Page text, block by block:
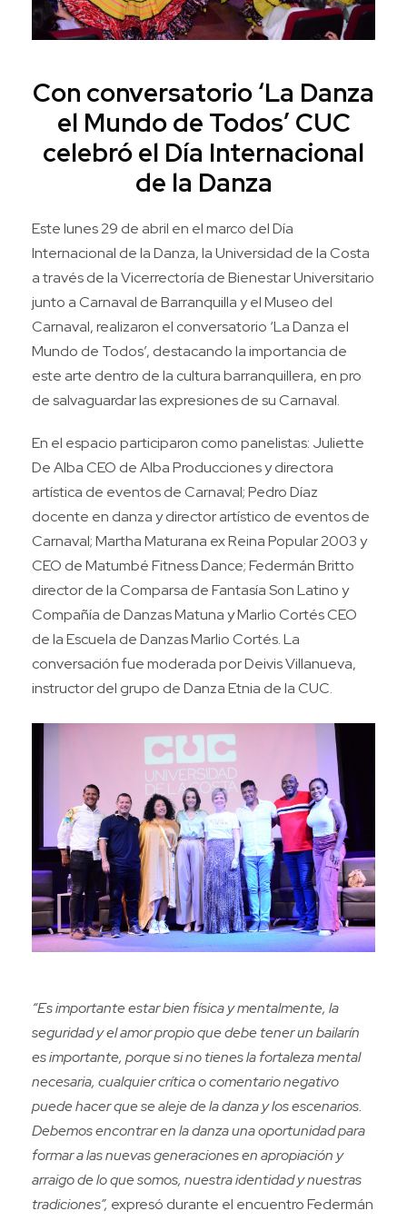
Con conversatorio ‘La Danza
el Mundo de Todos’ CUC
celebró el Día Internacional
de la Danza
Este lunes 29 de abril en el marco del Día
Internacional de la Danza, la Universidad de la Costa
a través de la Vicerrectoría de Bienestar Universitario
junto a Carnaval de Barranquilla y el Museo del
Carnaval, realizaron el conversatorio ‘La Danza el
Mundo de Todos’, destacando la importancia de
este arte dentro de la cultura barranquillera, en pro
de salvaguardar las expresiones de su Carnaval.
En el espacio participaron como panelistas: Juliette
De Alba CEO de Alba Producciones y directora
artística de eventos de Carnaval; Pedro Díaz
docente en danza y director artístico de eventos de
Carnaval; Martha Maturana ex Reina Popular 2003 y
CEO de Matumbé Fitness Dance; Federmán Britto
director de la Comparsa de Fantasía Son Latino y
Compañía de Danzas Matuna y Marlio Cortés CEO
de la Escuela de Danzas Marlio Cortés. La
conversación fue moderada por Deivis Villanueva,
instructor del grupo de Danza Etnia de la CUC.
“Es importante estar bien física y mentalmente, la
seguridad y el amor propio que debe tener un bailarín
es importante, porque si no tienes la fortaleza mental
necesaria, cualquier crítica o comentario negativo
puede hacer que se aleje de la danza y los escenarios.
Debemos encontrar en la danza una oportunidad para
formar a las nuevas generaciones en apropiación y
arraigo de lo que somos, nuestra identidad y nuestras
tradiciones”, expresó durante el encuentro Federmán